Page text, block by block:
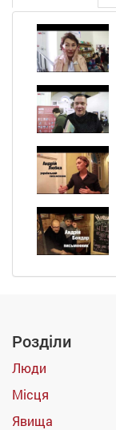
Розділи
Люди
Місця
Явища